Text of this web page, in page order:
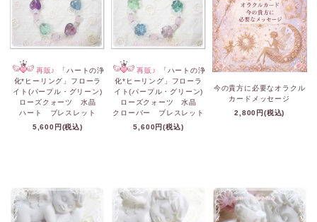
再販♪
「ハートの浄
化*ヒーリング」フローラ
イト(パープル・グリーン)
ローズクォーツ 水晶
ハート ブレスレット
5,600円(税込)
再販♪
「ハートの浄
化*ヒーリング」フローラ
イト(パープル・グリーン)
ローズクォーツ 水晶
クローバー ブレスレット
5,600円(税込)
今の貴方に必要なオラクル
カードメッセージ
2,800円(税込)